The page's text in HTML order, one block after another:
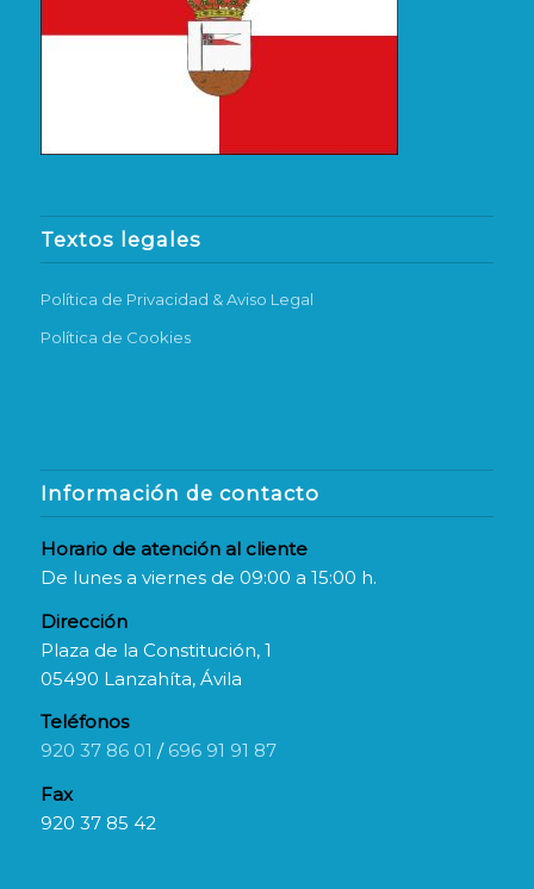
Textos legales
Política de Privacidad & Aviso Legal
Política de Cookies
Información de contacto
Horario de atención al cliente
De lunes a viernes de 09:00 a 15:00 h.
Dirección
Plaza de la Constitución, 1
05490 Lanzahíta, Ávila
Teléfonos
920 37 86 01 / 696 91 91 87
Fax
920 37 85 42